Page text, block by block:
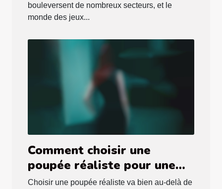
bouleversent de nombreux secteurs, et le
monde des jeux...
Comment choisir une
poupée réaliste pour une
compagnie durable
Choisir une poupée réaliste va bien au-delà de